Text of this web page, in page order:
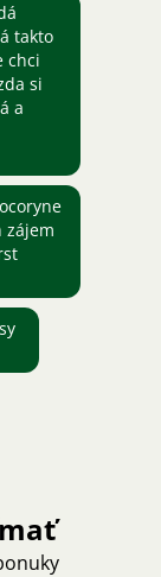
takto
chci
si
a
zájem